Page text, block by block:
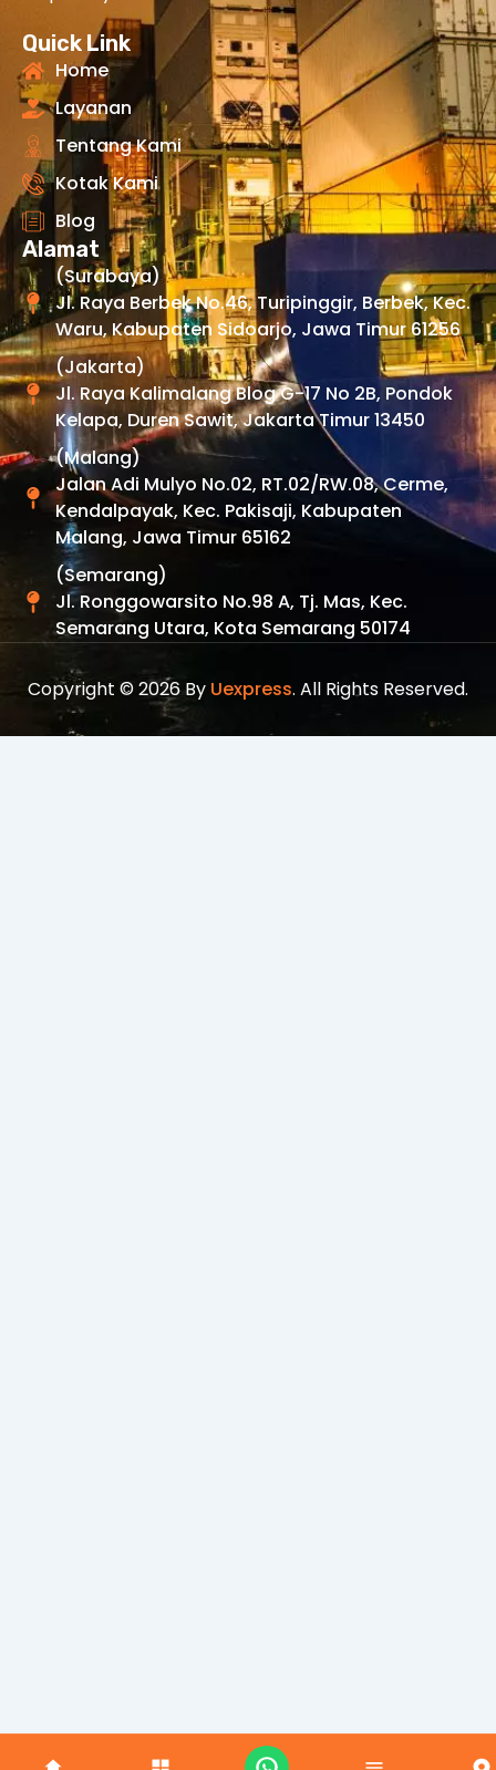
Quick Link
Home
Layanan
Tentang Kami
Kotak Kami
Blog
Alamat
(Surabaya)
Jl. Raya Berbek No.46, Turipinggir, Berbek, Kec.
Waru, Kabupaten Sidoarjo, Jawa Timur 61256
(Jakarta)
Jl. Raya Kalimalang Blog G-17 No 2B, Pondok
Kelapa, Duren Sawit, Jakarta Timur 13450
(Malang)
Jalan Adi Mulyo No.02, RT.02/RW.08, Cerme,
Kendalpayak, Kec. Pakisaji, Kabupaten
Malang, Jawa Timur 65162
(Semarang)
Jl. Ronggowarsito No.98 A, Tj. Mas, Kec.
Semarang Utara, Kota Semarang 50174
Copyright © 2026 By Uexpress. All Rights Reserved.